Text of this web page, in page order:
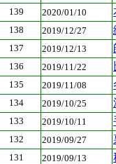
139 2020/01/10
138 2019/12/27
137 2019/12/13
136 2019/11/22
135 2019/11/08
134 2019/10/25
133 2019/10/11
132 2019/09/27
131 2019/09/13